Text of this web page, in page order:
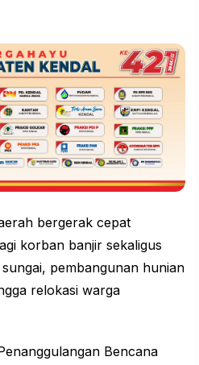
bergerak cepat
korban banjir sekaligus
pembangunan hunian
relokasi warga
Bencana